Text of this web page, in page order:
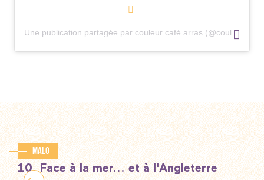
Une publication partagée par couleur café arras (@couleurcafe_arras)
Malo
10. Face à la mer... et à l'Angleterre